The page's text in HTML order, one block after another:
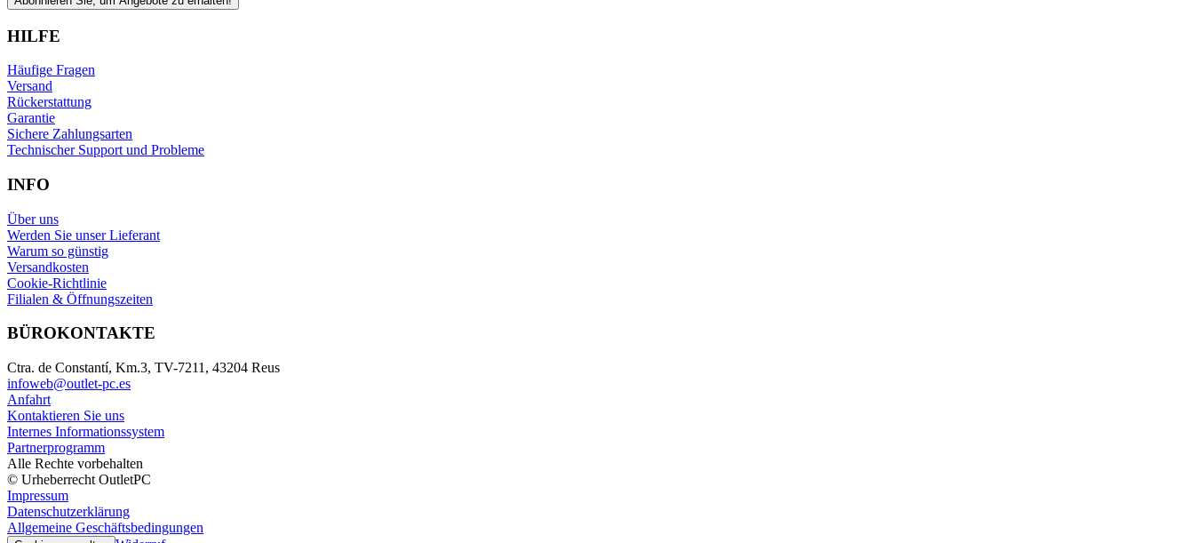
HILFE
Häufige Fragen
Versand
Rückerstattung
Garantie
Sichere Zahlungsarten
Technischer Support und Probleme
INFO
Über uns
Werden Sie unser Lieferant
Warum so günstig
Versandkosten
Cookie-Richtlinie
Filialen & Öffnungszeiten
BÜROKONTAKTE
Ctra. de Constantí, Km.3, TV-7211, 43204 Reus
infoweb@outlet-pc.es
Anfahrt
Kontaktieren Sie uns
Internes Informationssystem
Partnerprogramm
Alle Rechte vorbehalten
© Urheberrecht OutletPC
Impressum
Datenschutzerklärung
Allgemeine Geschäftsbedingungen